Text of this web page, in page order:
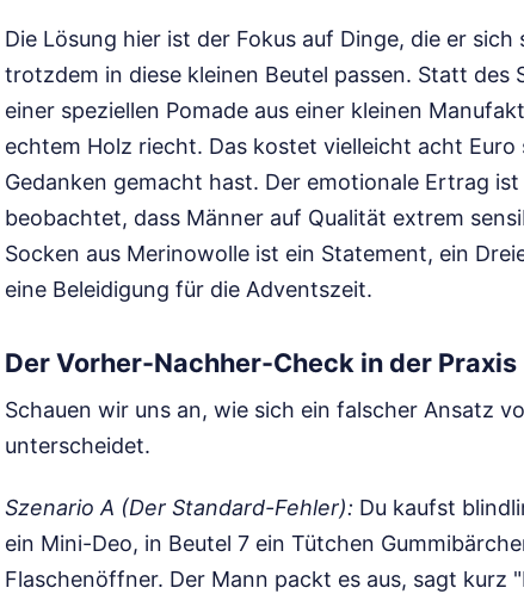
Die Lösung hier ist der Fokus auf Dinge, die er
trotzdem in diese kleinen Beutel passen. Statt des
einer speziellen Pomade aus einer kleinen
echtem Holz riecht. Das kostet vielleicht acht
Gedanken gemacht hast. Der emotionale Ertrag
beobachtet, dass Männer auf Qualität extrem
Socken aus Merinowolle ist ein Statement, ein
eine Beleidigung für die Adventszeit.
Der Vorher-Nachher-Check in der Praxis
Schauen wir uns an, wie sich ein falscher Ansatz
unterscheidet.
Szenario A (Der Standard-Fehler): Du kaufst
ein Mini-Deo, in Beutel 7 ein Tütchen
Flaschenöffner. Der Mann packt es aus, sagt kurz